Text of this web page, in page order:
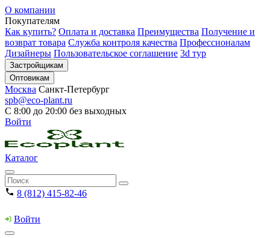
О компании
Покупателям
Как купить? Оплата и доставка Преимущества Получение и
возврат товара Служба контроля качества Профессионалам
Дизайнеры Пользовательское соглашение 3d тур
Застройщикам
Оптовикам
Москва Санкт-Петербург
spb@eco-plant.ru
С 8:00 до 20:00 без выходных
Войти
Каталог
8 (812) 415-82-46
Войти